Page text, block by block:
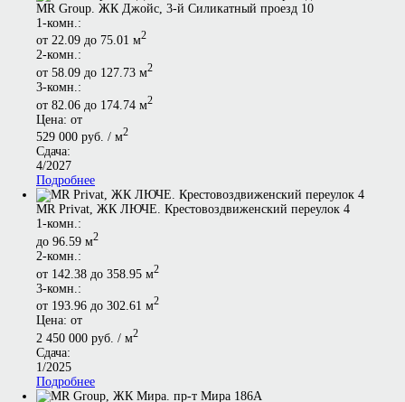
MR Group. ЖК Джойс, 3-й Силикатный проезд 10
1-комн.:
от 22.09 до 75.01 м2
2-комн.:
от 58.09 до 127.73 м2
3-комн.:
от 82.06 до 174.74 м2
Цена: от
529 000 руб. / м2
Сдача:
4/2027
Подробнее
MR Privat, ЖК ЛЮЧЕ. Крестовоздвиженский переулок 4
1-комн.:
до 96.59 м2
2-комн.:
от 142.38 до 358.95 м2
3-комн.:
от 193.96 до 302.61 м2
Цена: от
2 450 000 руб. / м2
Сдача:
1/2025
Подробнее